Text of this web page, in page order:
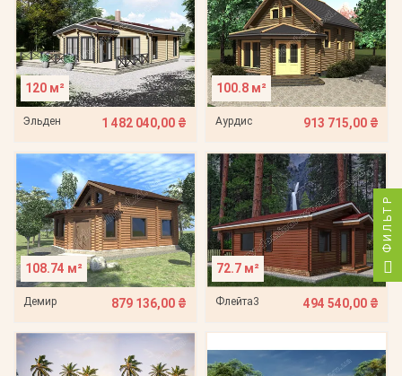
120 м²
Эльден 1 482 040,00 ₴
100.8 м²
Аурдис 913 715,00 ₴
108.74 м²
Демир 879 136,00 ₴
72.7 м²
Флейта3 494 540,00 ₴
ФИЛЬТР